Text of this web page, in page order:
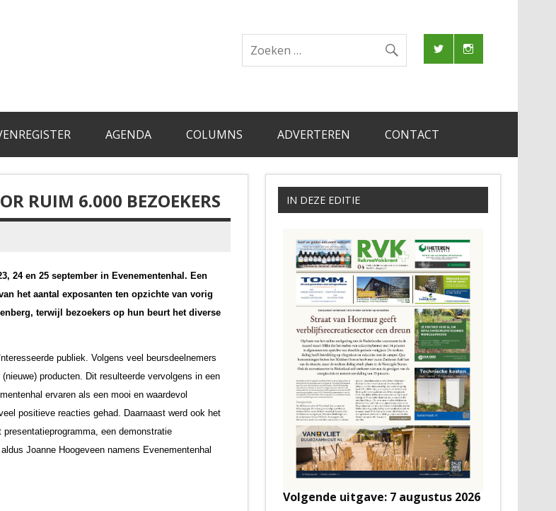
AGENDA COLUMNS ADVERTEREN CONTACT
RUIM 6.000 BEZOEKERS
24 en 25 september in Evenementenhal. Een
het aantal exposanten ten opzichte van vorig
terwijl bezoekers op hun beurt het diverse
publiek. Volgens veel beursdeelnemers
producten. Dit resulteerde vervolgens in een
ervaren als een mooi en waardevol
positieve reacties gehad. Daarnaast werd ook het
een demonstratie
Joanne Hoogeveen namens Evenementenhal
IN DEZE EDITIE
Volgende uitgave: 7 augustus 2026